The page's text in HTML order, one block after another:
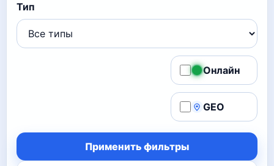
Тип
Онлайн
GEO
Применить фильтры